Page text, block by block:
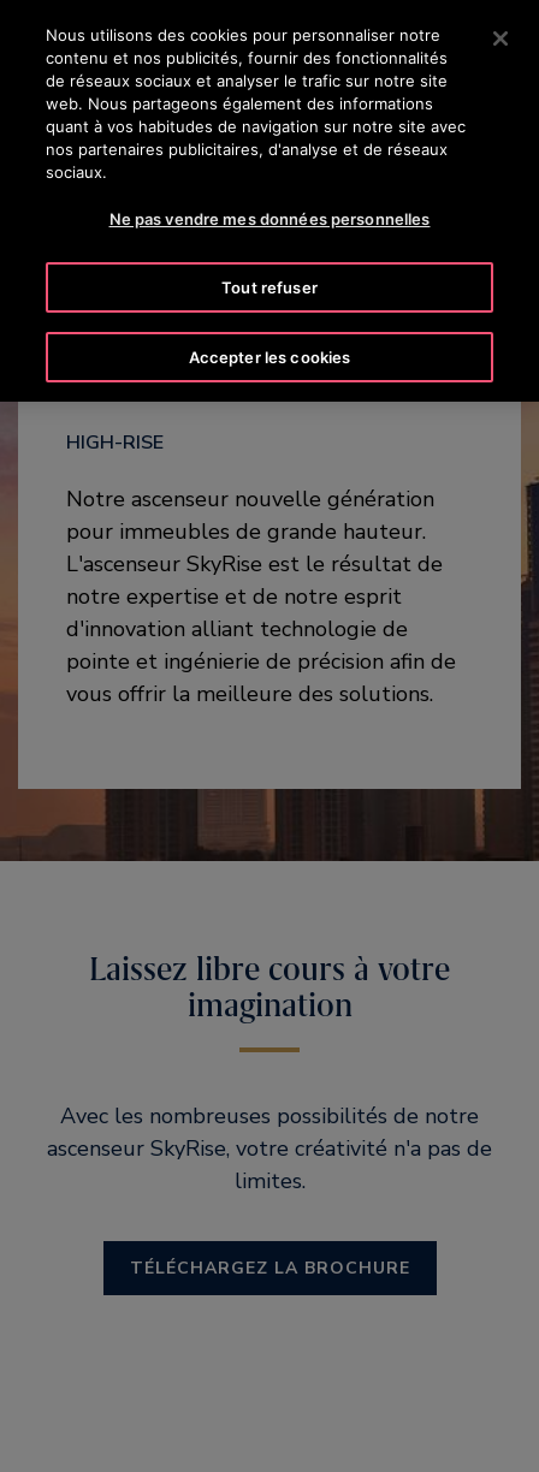
Appuyez sur Entrée pour passer au contenu principal
RECHERCHER
DOWNLOAD MODELS HIGHLIGHTS CONTACT US
SkyRise™
HIGH-RISE
Notre ascenseur nouvelle génération
pour immeubles de grande hauteur.
L'ascenseur SkyRise est le résultat de
notre expertise et de notre esprit
d'innovation alliant technologie de
pointe et ingénierie de précision afin de
vous offrir la meilleure des solutions.
Laissez libre cours à votre
imagination
Avec les nombreuses possibilités de notre
ascenseur SkyRise, votre créativité n'a pas de
limites.
TÉLÉCHARGEZ LA BROCHURE
Nous utilisons des cookies pour personnaliser notre
contenu et nos publicités, fournir des fonctionnalités
de réseaux sociaux et analyser le trafic sur notre site
web. Nous partageons également des informations
quant à vos habitudes de navigation sur notre site avec
nos partenaires publicitaires, d'analyse et de réseaux
sociaux.
Ne pas vendre mes données personnelles
Tout refuser
Accepter les cookies